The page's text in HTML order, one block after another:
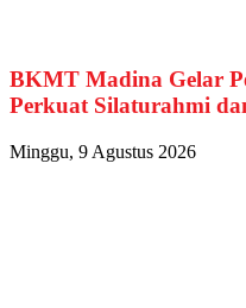
BKMT Madina Gelar
Perkuat Silaturahmi
Minggu, 9 Agustus 2026